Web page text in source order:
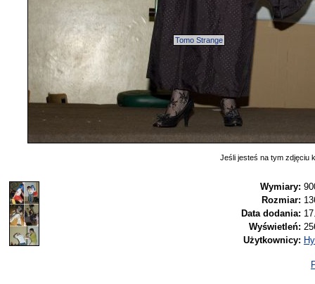
Tomo Strange
Jeśli jesteś na tym zdjęciu
Wymiary:
Rozmiar:
Data dodania:
Wyświetleń:
Użytkownicy: